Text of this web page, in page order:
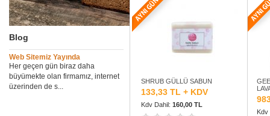
Blog
Web Sitemiz Yayında
Her geçen gün biraz daha
büyümekte olan firmamız, internet
üzerinden de s...
SHRUB GÜLLÜ SABUN
133,33 TL + KDV
Kdv Dahil: 160,00 TL